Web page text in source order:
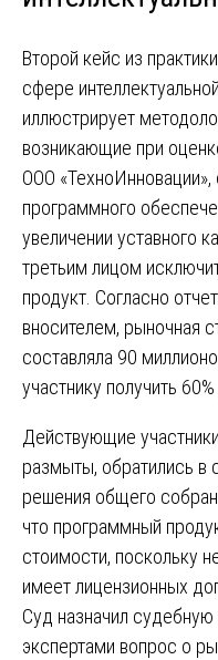
Второй кейс из
сфере
иллюстрирует
возникающие при
ООО
программного
увеличении уставного
третьим лицом
продукт. Согласно
вносителем, рыночная
составляла 90
участнику получить
Действующие
размыты, обратились в
решения общего
что программный
стоимости, поскольку
имеет лицензионных
Суд назначил судебную
экспертами вопрос о